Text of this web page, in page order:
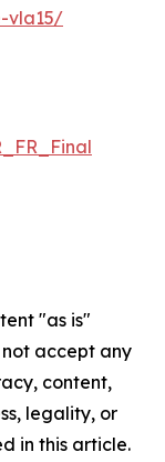
vla15/
"as is"
accept any
content,
legality, or
in this article.